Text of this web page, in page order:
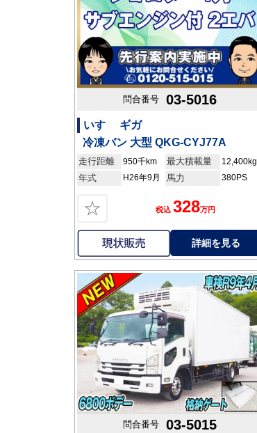
問合番号 03-5016
いすゞ ギガ
冷凍バン 大型 QKG-CYJ77A
走行距離 950千km 最大積載量 12,400kg
年式 H26年9月 馬力 380PS
☆ 税込 328万円
詳細を見る
問合番号 03-5015